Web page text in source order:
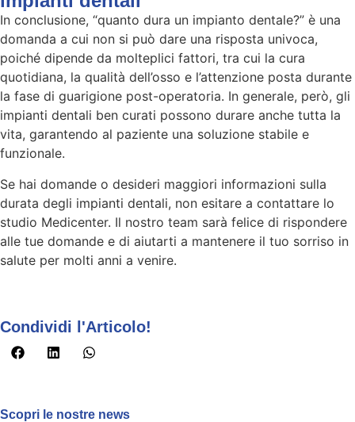
In conclusione, “quanto dura un impianto dentale?” è una
domanda a cui non si può dare una risposta univoca,
poiché dipende da molteplici fattori, tra cui la cura
quotidiana, la qualità dell’osso e l’attenzione posta durante
la fase di guarigione post-operatoria. In generale, però, gli
impianti dentali ben curati possono durare anche tutta la
vita, garantendo al paziente una soluzione stabile e
funzionale.
Se hai domande o desideri maggiori informazioni sulla
durata degli impianti dentali, non esitare a contattare lo
studio Medicenter. Il nostro team sarà felice di rispondere
alle tue domande e di aiutarti a mantenere il tuo sorriso in
salute per molti anni a venire.
Condividi l'Articolo!
Scopri le nostre news